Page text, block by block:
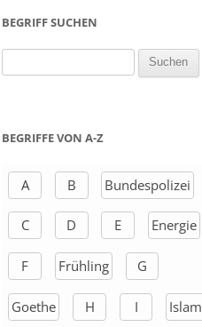
BEGRIFF SUCHEN
h
h
BEGRIFFE VON A-Z
A B Bundespolizei
C D E Energie
F Frühling G
Goethe H I Islam